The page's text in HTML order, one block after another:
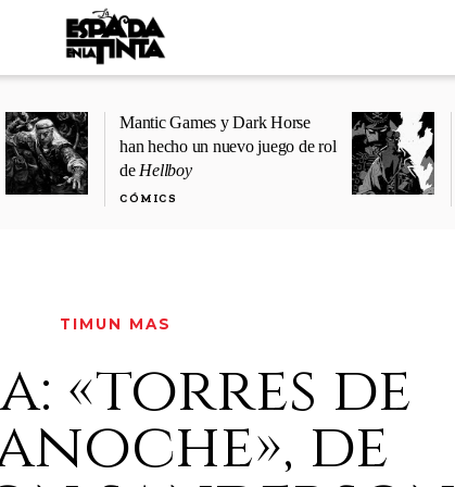
Mantic Games y Dark Horse
han hecho un nuevo juego de rol
de Hellboy
CÓMICS
TIMUN MAS
«torres de
de